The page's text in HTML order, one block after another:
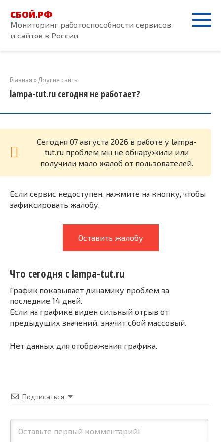
контенту
СБОЙ.РФ
Мониторинг работоспособности сервисов
и сайтов в России
Главная » Другие сайты
lampa-tut.ru сегодня не работает?
Cегодня 07 августа 2026 в работе у lampa-
tut.ru проблем мы не обнаружили или
получили мало жалоб от пользователей.
Если сервис недоступен, нажмите на кнопку, чтобы
зафиксировать жалобу.
Оставить жалобу
Что сегодня с lampa-tut.ru
График показывает динамику проблем за
последние 14 дней.
Если на графике виден сильный отрыв от
предыдущих значений, значит сбой массовый.
Нет данных для отображения графика.
Подписаться